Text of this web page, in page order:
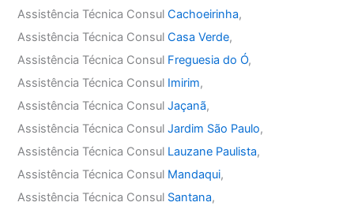
Assistência Técnica ConsulCachoeirinha,
Assistência Técnica ConsulCasa Verde,
Assistência Técnica Consul Freguesia do Ó,
Assistência Técnica Consul Imirim,
Assistência Técnica ConsulJaçanã,
Assistência Técnica ConsulJardim São Paulo,
Assistência Técnica Consul Lauzane Paulista,
Assistência Técnica Consul Mandaqui,
Assistência Técnica Consul Santana,